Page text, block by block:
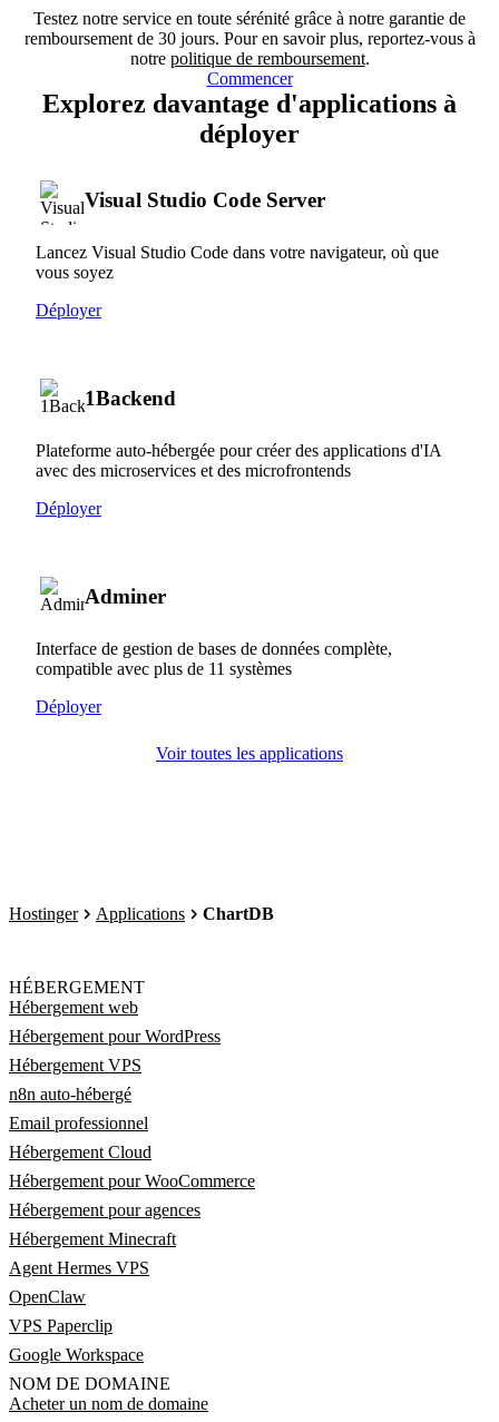
Testez notre service en toute sérénité grâce à notre garantie de
remboursement de 30 jours. Pour en savoir plus, reportez-vous à
notre politique de remboursement.
Commencer
Explorez davantage d'applications à
déployer
Visual Studio Code Server
Lancez Visual Studio Code dans votre navigateur, où que
vous soyez
Déployer
1Backend
Plateforme auto-hébergée pour créer des applications d'IA
avec des microservices et des microfrontends
Déployer
Adminer
Interface de gestion de bases de données complète,
compatible avec plus de 11 systèmes
Déployer
Voir toutes les applications
Hostinger Applications ChartDB
HÉBERGEMENT
Hébergement web
Hébergement pour WordPress
Hébergement VPS
n8n auto-hébergé
Email professionnel
Hébergement Cloud
Hébergement pour WooCommerce
Hébergement pour agences
Hébergement Minecraft
Agent Hermes VPS
OpenClaw
VPS Paperclip
Google Workspace
NOM DE DOMAINE
Acheter un nom de domaine